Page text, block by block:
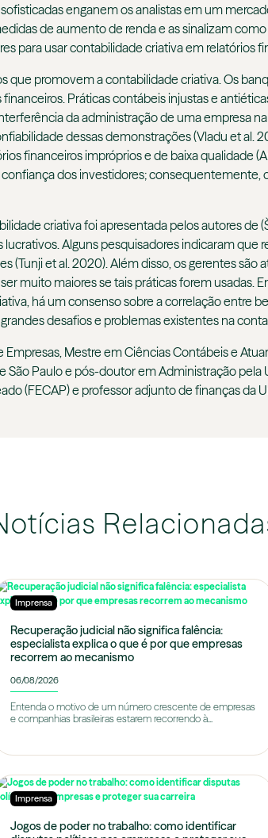
enganem os analistas em um
de aumento de renda e as sinalizam
para usar contabilidade criativa em relatórios
promovem a contabilidade criativa. Os
Práticas contábeis injustas e
da administração de uma empresa
dessas demonstrações (Vladu et al.
financeiros impróprios e de baixa qualidade
dos investidores;
criativa foi apresentada pelos autores de
Alguns pesquisadores indicaram que
(Tunji et al. 2020). Além disso, os gerentes são
muito maiores se tais práticas forem usadas.
há um consenso sobre a correlação entre
desafios e problemas existentes na
Mestre em Ciências Contábeis e
Paulo e pós-doutor em Administração
(FECAP) e professor adjunto de finanças da
Imprensa
Recuperação judicial não significa falência:
especialista explica o que é por que empresas
recorrem ao mecanismo
06/08/2026
Entenda o motivo de um número crescente de empresas
e companhias brasileiras estarem recorrendo à...
Imprensa
Jogos de poder no trabalho: como identificar